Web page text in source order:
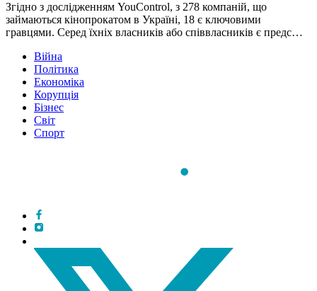
Згідно з дослідженням YouControl, з 278 компаній, що
займаються кінопрокатом в Україні, 18 є ключовими
гравцями. Серед їхніх власників або співвласників є предс…
Війна
Політика
Економіка
Корупція
Бізнес
Світ
Спорт